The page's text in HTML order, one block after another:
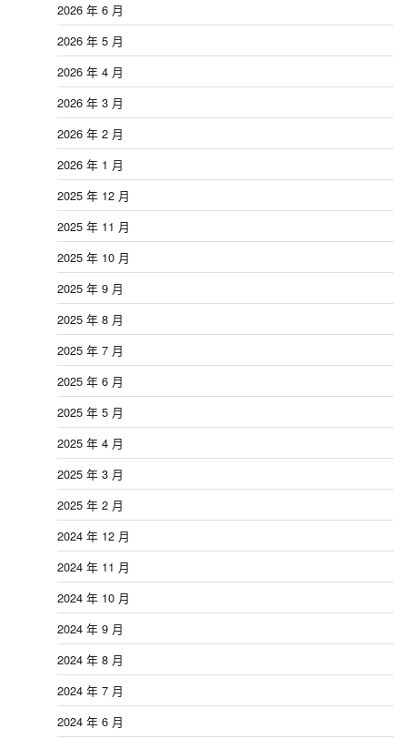
2026 年 6 月
2026 年 5 月
2026 年 4 月
2026 年 3 月
2026 年 2 月
2026 年 1 月
2025 年 12 月
2025 年 11 月
2025 年 10 月
2025 年 9 月
2025 年 8 月
2025 年 7 月
2025 年 6 月
2025 年 5 月
2025 年 4 月
2025 年 3 月
2025 年 2 月
2024 年 12 月
2024 年 11 月
2024 年 10 月
2024 年 9 月
2024 年 8 月
2024 年 7 月
2024 年 6 月